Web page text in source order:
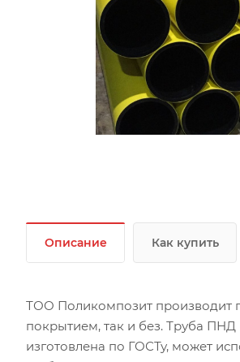
Описание Как купить
ТОО Поликомпозит производит
покрытием, так и без. Труба
изготовлена по ГОСТу, может